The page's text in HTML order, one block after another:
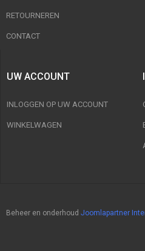
RETOURNEREN
CONTACT
UW ACCOUNT
INLOGGEN OP UW ACCOUNT
WINKELWAGEN
Beheer en onderhoud Joomlapartner